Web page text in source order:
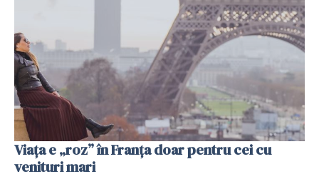
Viața e „roz” în Franța doar pentru cei cu
venituri mari